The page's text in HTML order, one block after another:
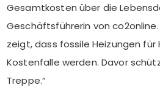
Gesamtkosten über die
Geschäftsführerin von co2online.
zeigt, dass fossile Heizungen für
Kostenfalle werden. Davor
Treppe.“